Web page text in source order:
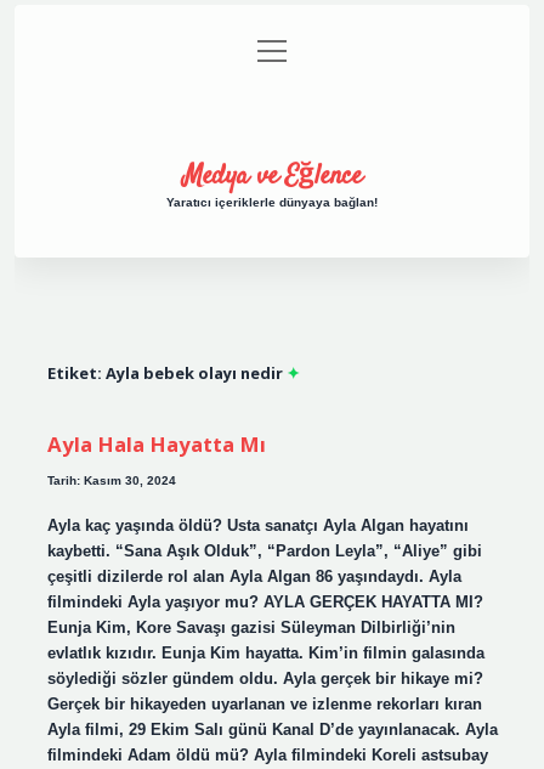
Gizlilik Politikası
menüyü
aç
Medya ve Eğlence
Yaratıcı içeriklerle dünyaya bağlan!
Etiket: Ayla bebek olayı nedir
Ayla Hala Hayatta Mı
Tarih: Kasım 30, 2024
Ayla kaç yaşında öldü? Usta sanatçı Ayla Algan hayatını
kaybetti. “Sana Aşık Olduk”, “Pardon Leyla”, “Aliye” gibi
çeşitli dizilerde rol alan Ayla Algan 86 yaşındaydı. Ayla
filmindeki Ayla yaşıyor mu? AYLA GERÇEK HAYATTA MI?
Eunja Kim, Kore Savaşı gazisi Süleyman Dilbirliği’nin
evlatlık kızıdır. Eunja Kim hayatta. Kim’in filmin galasında
söylediği sözler gündem oldu. Ayla gerçek bir hikaye mi?
Gerçek bir hikayeden uyarlanan ve izlenme rekorları kıran
Ayla filmi, 29 Ekim Salı günü Kanal D’de yayınlanacak. Ayla
filmindeki Adam öldü mü? Ayla filmindeki Koreli astsubay